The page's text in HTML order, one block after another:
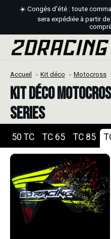
☀️ Congés d'été : toute
sera expédiée à partir
Accueil Kit déco Motocross
Kit déco
SERIES
50 TC TC 65 TC 85